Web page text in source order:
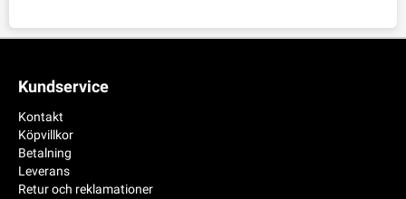
Kundservice
Kontakt
Köpvillkor
Betalning
Leverans
Retur och reklamationer